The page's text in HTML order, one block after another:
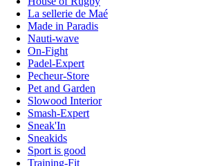
La sellerie de Maé
Made in Paradis
Nauti-wave
On-Fight
Padel-Expert
Pecheur-Store
Pet and Garden
Slowood Interior
Smash-Expert
Sneak'In
Sneakids
Sport is good
Training-Fit